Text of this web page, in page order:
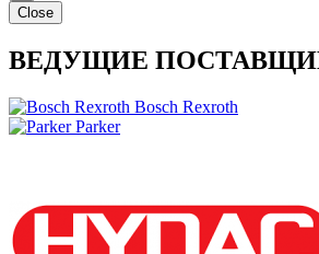
Close
ВЕДУЩИЕ
Bosch Rexroth
Parker